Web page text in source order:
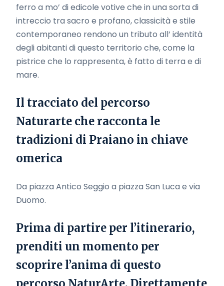
ferro a mo’ di edicole votive che in una sorta di
intreccio tra sacro e profano, classicità e stile
contemporaneo rendono un tributo all’ identità
degli abitanti di questo territorio che, come la
pistrice che lo rappresenta, è fatto di terra e di
mare.
Il tracciato del percorso
Naturarte che racconta le
tradizioni di Praiano in chiave
omerica
Da piazza Antico Seggio a piazza San Luca e via
Duomo.
Prima di partire per l’itinerario,
prenditi un momento per
scoprire l’anima di questo